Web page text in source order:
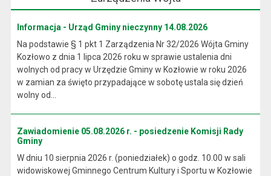
Informacja - Urząd Gminy nieczynny 14.08.2026
Na podstawie § 1 pkt 1 Zarządzenia Nr 32/2026 Wójta Gminy
Kozłowo z dnia 1 lipca 2026 roku w sprawie ustalenia dni
wolnych od pracy w Urzędzie Gminy w Kozłowie w roku 2026
w zamian za święto przypadające w sobotę ustala się dzień
wolny od...
Zawiadomienie 05.08.2026 r. - posiedzenie Komisji Rady
Gminy
W dniu 10 sierpnia 2026 r. (poniedziałek) o godz. 10.00 w sali
widowiskowej Gminnego Centrum Kultury i Sportu w Kozłowie